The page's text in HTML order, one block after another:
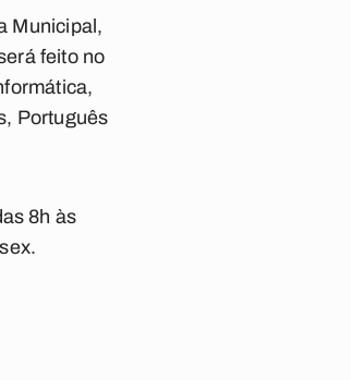
Municipal,
feito no
Português
8h às